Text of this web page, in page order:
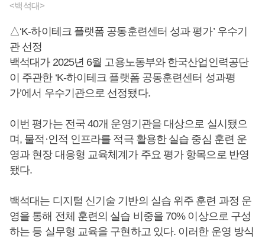
<백석대>
△‘K-하이테크 플랫폼 공동훈련센터 성과 평가’ 우수기
관 선정
백석대가 2025년 6월 고용노동부와 한국산업인력공단
이 주관한 ‘K-하이테크 플랫폼 공동훈련센터 성과평
가’에서 우수기관으로 선정됐다.
이번 평가는 전국 40개 운영기관을 대상으로 실시됐으
며, 물적·인적 인프라를 적극 활용한 실습 중심 훈련 운
영과 현장 대응형 교육체계가 주요 평가 항목으로 반영
됐다.
백석대는 디지털 신기술 기반의 실습 위주 훈련 과정 운
영을 통해 전체 훈련의 실습 비중을 70% 이상으로 구성
하는 등 실무형 교육을 구현하고 있다. 이러한 운영 방식